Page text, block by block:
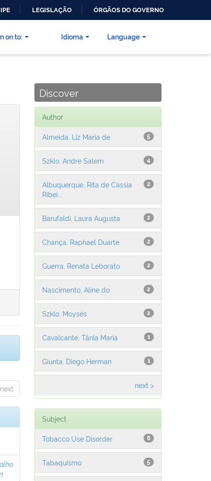
LEGISLAÇÃO ÓRGÃOS DO GOVERNO
Language
on to: Idioma
next
Discover
Author
5
Almeida, Liz Maria de
4
Szklo, Andre Salem
2
Albuquerque, Rita de Cássia
Ribei...
2
Barufaldi, Laura Augusta
2
Chança, Raphael Duarte
2
Guerra, Renata Leborato
2
Nascimento, Aline do
2
Szklo, Moysés
1
Cavalcante, Tânia Maria
1
Giunta, Diego Herman
next >
Subject
6
Tobacco Use Disorder
5
Tabaquismo